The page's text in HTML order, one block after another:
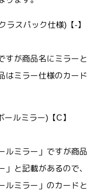
ラスパック仕様)【-】
すが商品名にミラーと
はミラー仕様のカード
ルミラー)【C】
ルミラー」ですが商品
と記載があるので、
ルミラー」のカードと